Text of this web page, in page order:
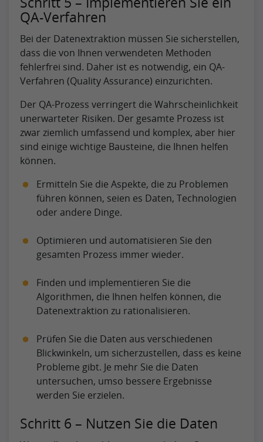
QA-Verfahren
Bei der Datenextraktion müssen Sie sicherstellen,
dass die von Ihnen verwendeten Methoden
fehlerfrei sind. Daher ist es notwendig, ein QA-
Verfahren (Quality Assurance) einzurichten.
Der QA-Prozess verringert die Wahrscheinlichkeit
unerwarteter Risiken. Der gesamte Prozess ist
zwar ziemlich umfassend und komplex, aber hier
sind einige wichtige Bausteine, die Ihnen helfen
können.
Ermitteln Sie die Aspekte, die zu Problemen
führen können, seien es Daten, Technologien
oder andere Dinge.
Optimieren und automatisieren Sie den
gesamten Prozess immer wieder.
Finden und implementieren Sie die
Algorithmen, die Ihnen helfen können, die
Datenextraktion zu rationalisieren.
Prüfen Sie die Daten aus verschiedenen
Blickwinkeln, um sicherzustellen, dass es keine
Probleme gibt. Je mehr Sie die Daten
untersuchen, umso bessere Ergebnisse
werden Sie erzielen.
Schritt 6 – Nutzen Sie die Daten